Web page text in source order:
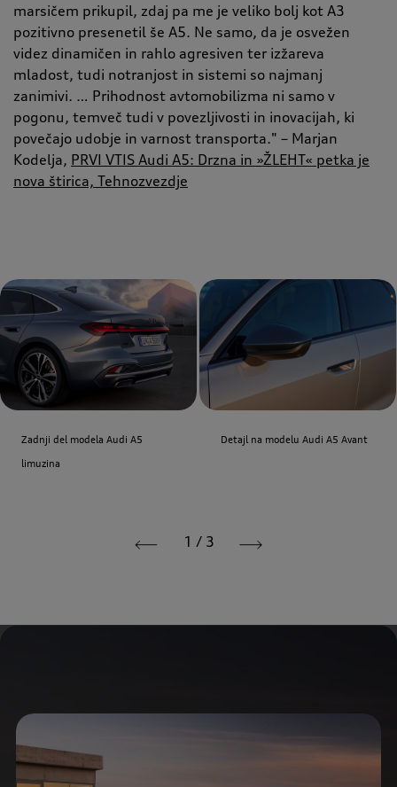
marsičem prikupil, zdaj pa me je veliko bolj kot A3
pozitivno presenetil še A5. Ne samo, da je osvežen
videz dinamičen in rahlo agresiven ter izžareva
mladost, tudi notranjost in sistemi so najmanj
zanimivi. … Prihodnost avtomobilizma ni samo v
pogonu, temveč tudi v povezljivosti in inovacijah, ki
povečajo udobje in varnost transporta." – Marjan
Kodelja, PRVI VTIS Audi A5: Drzna in »ŽLEHT« petka je
nova štirica, Tehnozvezdje
Zadnji del modela Audi A5
limuzina
Detajl na modelu Audi A5 Avant
1 / 3